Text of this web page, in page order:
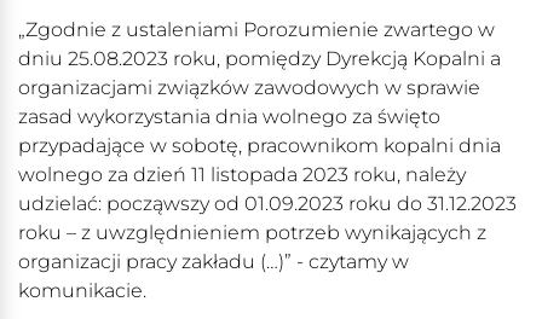
„Zgodnie z ustaleniami Porozumienie zwartego w
dniu 25.08.2023 roku, pomiędzy Dyrekcją Kopalni a
organizacjami związków zawodowych w sprawie
zasad wykorzystania dnia wolnego za święto
przypadające w sobotę, pracownikom kopalni dnia
wolnego za dzień 11 listopada 2023 roku, należy
udzielać: począwszy od 01.09.2023 roku do 31.12.2023
roku – z uwzględnieniem potrzeb wynikających z
organizacji pracy zakładu (…)” - czytamy w
komunikacie.